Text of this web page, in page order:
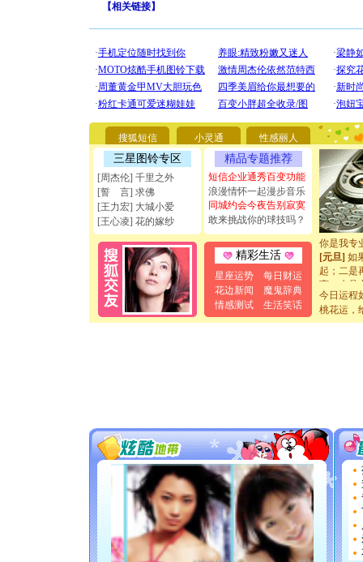
【相关链接】
搜狐短信 小灵通 性感丽人
三星图铃专区
[周杰伦] 千里之外
[誓 言] 求佛
[王力宏] 大城小爱
[王心凌] 花的嫁纱
精品专题推荐
短信企业通秀百变功能
浪漫情怀一起漫步音乐
同城约会今夜告别寂寞
敢来挑战你的球技吗？
精彩生活
星座运势
每日财运
花边新闻
魔鬼辞典
情感测试
生活笑话
[圣诞节]
要平安！
[圣诞节]
能正大
天都要快
[圣诞节]
如意,快
[元旦]看
断电。爱
你是我专
[元旦] 如
起；二是
离。水晶
[元旦]当
泣，这痛
卖了。水
你太多，
要平安
[圣诞节]
能正大
天都要快
[圣诞节]
如意,快
[元旦]
看
断电。
你是我
今日运程
桃花运，